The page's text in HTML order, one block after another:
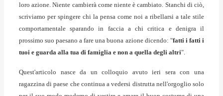
loro azione. Niente cambierà come niente è cambiato. Stanchi di ciò,
scriviamo per spingere chi la pensa come noi a ribellarsi a tale stile
comportamentale sparando in faccia a chi critica e denigra il
prossimo suo paesano a fare una buona azione dicendo: "fatti i fatti i
tuoi e guarda alla tua di famiglia e non a quella degli altri".
Quest'articolo nasce da un colloquio avuto ieri sera con una
ragazzina di paese che continua a vedersi distrutta nell'orgoglio solo